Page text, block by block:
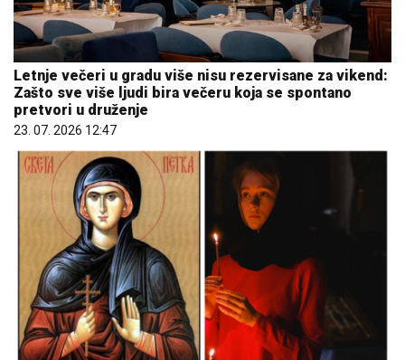
Letnje večeri u gradu više nisu rezervisane za vikend:
Zašto sve više ljudi bira večeru koja se spontano
pretvori u druženje
23. 07. 2026 12:47